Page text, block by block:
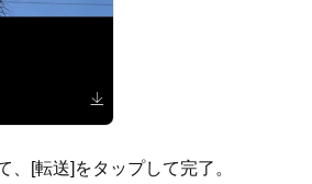
、[転送]をタップして完了。